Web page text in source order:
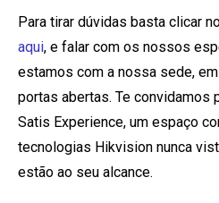
Para tirar dúvidas basta clicar
aqui, e falar com os nossos
estamos com a nossa sede,
portas abertas. Te convidamos
Satis Experience, um espaço
tecnologias Hikvision nunca
estão ao seu alcance.